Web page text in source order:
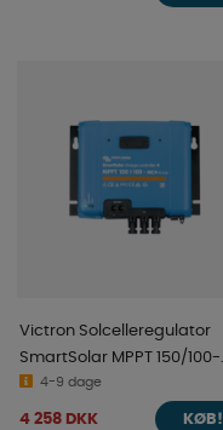
Victron Solcelleregulator
SmartSolar MPPT 150/100-
MC4 VE.Can
4-9 dage
4 258 DKK KØB!